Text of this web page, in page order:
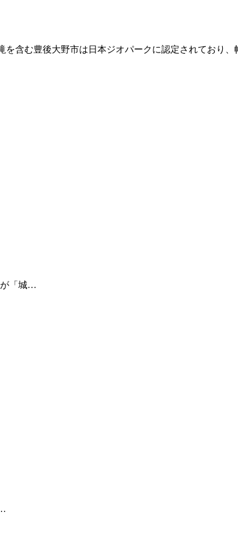
含む豊後大野市は日本ジオパークに認定されており、
が「城…